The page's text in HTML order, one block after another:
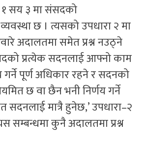
१ सय ३ मा संसदको
छ । त्यसको उपधारा २ मा
अदालतमा समेत प्रश्न नउठ्ने
प्रत्येक सदनलाई आफ्नो काम
गर्ने पूर्ण अधिकार रहने र सदनको
छ वा छैन भनी निर्णय गर्ने
सदनलाई मात्रै हुनेछ,’ उपधारा–२
सम्बन्धमा कुनै अदालतमा प्रश्न